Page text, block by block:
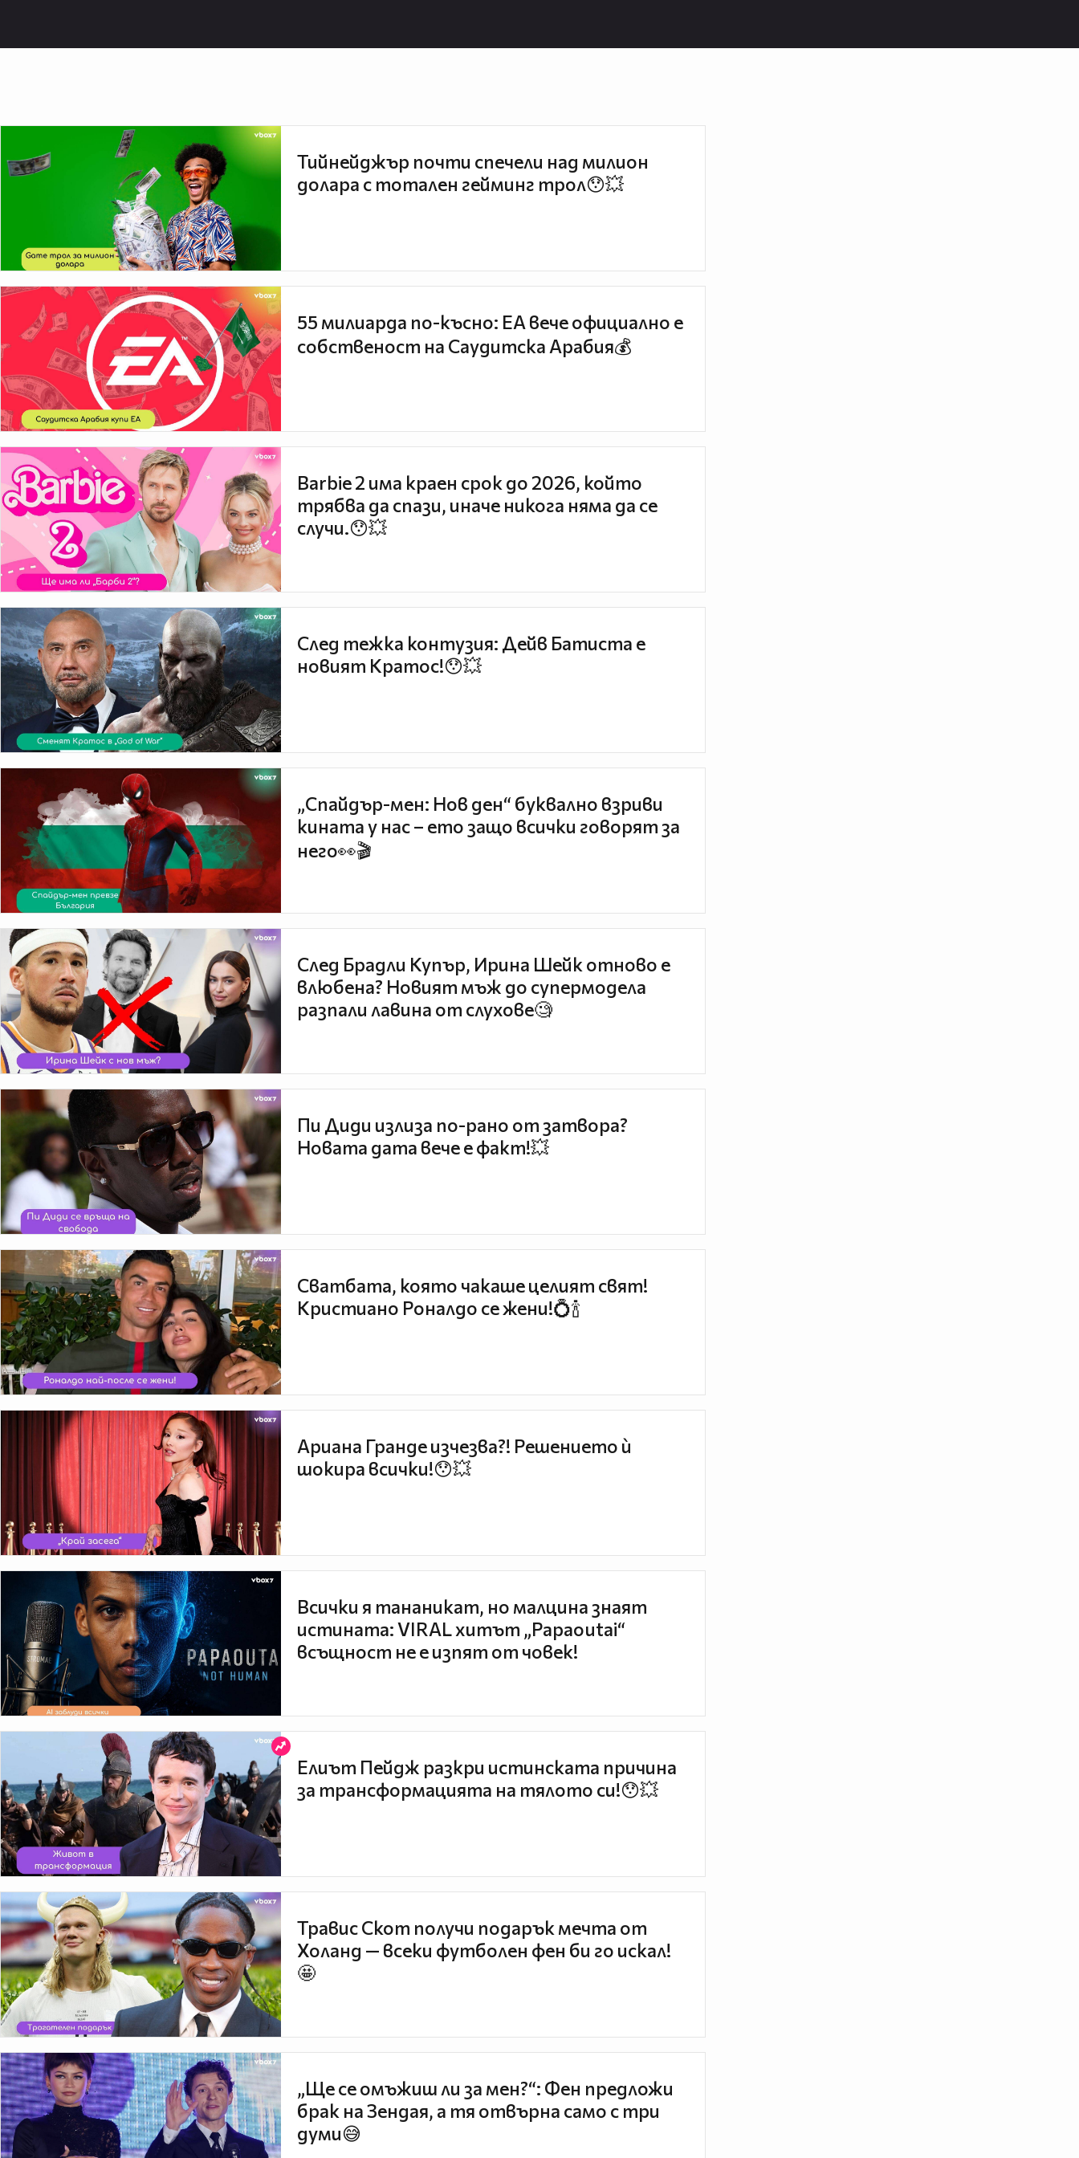
Тийнейджър почти спечели над милион
долара с тотален гейминг трол😯💥
55 милиарда по-късно: EA вече официално е
собственост на Саудитска Арабия💰
Barbie 2 има краен срок до 2026, който
трябва да спази, иначе никога няма да се
случи.😯💥
След тежка контузия: Дейв Батиста е
новият Кратос!😯💥
„Спайдър-мен: Нов ден“ буквално взриви
кината у нас – ето защо всички говорят за
него👀🎬
След Брадли Купър, Ирина Шейк отново е
влюбена? Новият мъж до супермодела
разпали лавина от слухове🧐
Пи Диди излиза по-рано от затвора?
Новата дата вече е факт!💥
Сватбата, която чакаше целият свят!
Кристиано Роналдо се жени!💍🍾
Ариана Гранде изчезва?! Решението ѝ
шокира всички!😯💥
Всички я тананикат, но малцина знаят
истината: VIRAL хитът „Papaoutai“
всъщност не е изпят от човек!
Елиът Пейдж разкри истинската причина
за трансформацията на тялото си!😯💥
Травис Скот получи подарък мечта от
Холанд — всеки футболен фен би го искал!
🤩
„Ще се омъжиш ли за мен?“: Фен предложи
брак на Зендая, а тя отвърна само с три
думи😅